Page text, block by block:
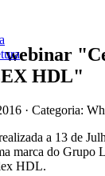
webinar
HDL"
· Categoria:
a 13 de
marca do Grupo
HDL.